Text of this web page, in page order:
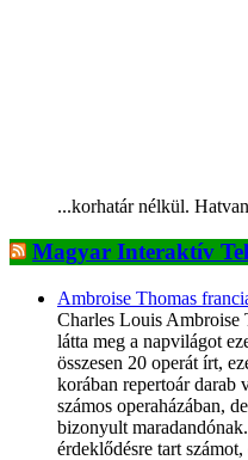
...korhatár nélkül.
Magyar Interaktív
Ambroise Thomas
Charles Louis Ambroise
látta meg a napvilágot
összesen 20 operát írt,
korában repertoár darab
számos operaházában,
bizonyult
érdeklődésre tart